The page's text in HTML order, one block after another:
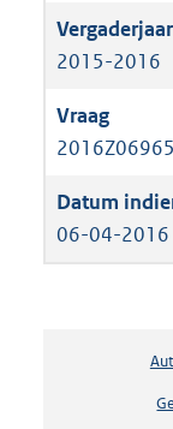
2015-2016
2016Z06965
06-04-2016